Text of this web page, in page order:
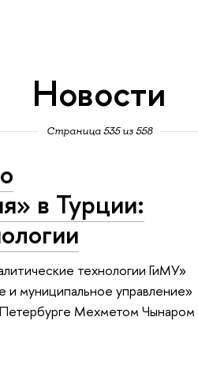
Новости
Страница 535 из 558
в Турции:
технологии ГиМУ»
и муниципальное управление»
Петербурге Мехметом Чынаром